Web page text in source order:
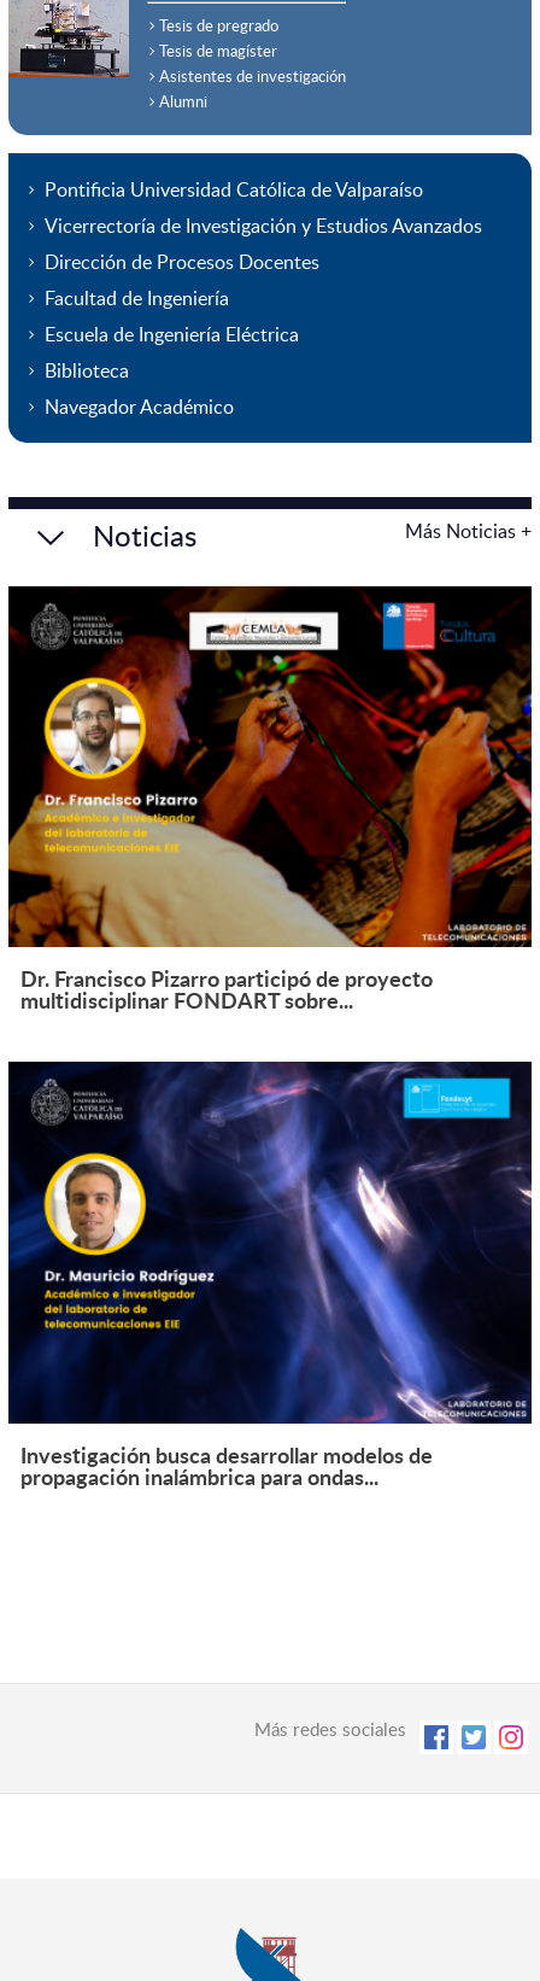
Tesis de pregrado
Tesis de magíster
Asistentes de investigación
Alumni
Pontificia Universidad Católica de Valparaíso
Vicerrectoría de Investigación y Estudios Avanzados
Dirección de Procesos Docentes
Facultad de Ingeniería
Escuela de Ingeniería Eléctrica
Biblioteca
Navegador Académico
Noticias Más Noticias +
Dr. Francisco Pizarro participó de proyecto
multidisciplinar FONDART sobre...
Investigación busca desarrollar modelos de
propagación inalámbrica para ondas...
Más redes sociales